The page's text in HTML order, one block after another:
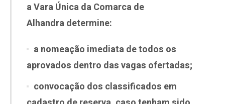
aVara Única da Comarca de
Alhandradetermine:
a nomeação imediata de todos os
aprovados dentro das vagas ofertadas;
convocação dos classificados em